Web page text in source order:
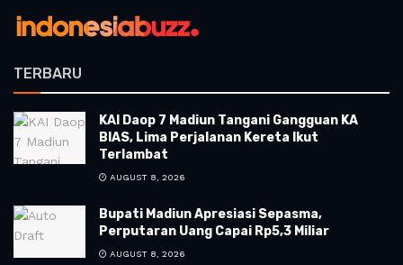
TERBARU
KAI Daop 7 Madiun Tangani Gangguan KA
BIAS, Lima Perjalanan Kereta Ikut
Terlambat
AUGUST 8, 2026
Bupati Madiun Apresiasi Sepasma,
Perputaran Uang Capai Rp5,3 Miliar
AUGUST 8, 2026